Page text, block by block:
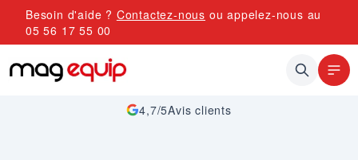
Allez au contenu
Besoin d'aide ? Contactez-nous ou appelez-nous au
05 56 17 55 00
4,7/5Avis clients